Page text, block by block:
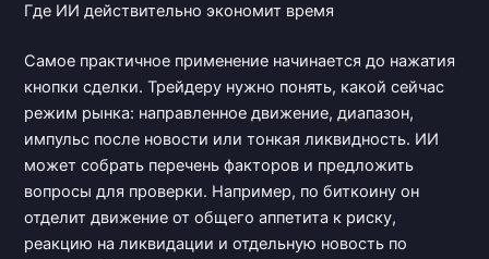
Где ИИ действительно экономит время
Самое практичное применение начинается до нажатия
кнопки сделки. Трейдеру нужно понять, какой сейчас
режим рынка: направленное движение, диапазон,
импульс после новости или тонкая ликвидность. ИИ
может собрать перечень факторов и предложить
вопросы для проверки. Например, по биткоину он
отделит движение от общего аппетита к риску,
реакцию на ликвидации и отдельную новость по